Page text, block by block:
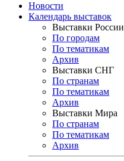
Новости
Календарь выставок
Выставки России
По городам
По тематикам
Архив
Выставки СНГ
По странам
По тематикам
Архив
Выставки Мира
По странам
По тематикам
Архив